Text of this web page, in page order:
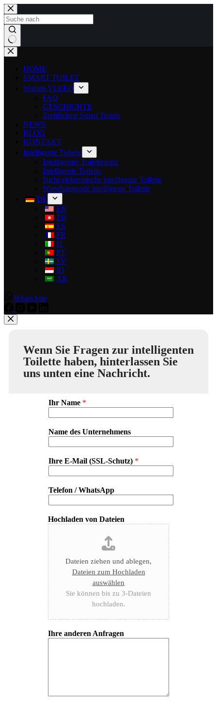
HOME
SMART TOILET
Warum VLEEO
FAQ
GESCHICHTE
Zertifizierte Smart Toilets
NEWS
BLOG
KONTAKT
Intelligente Toilette
Intelligenter Toilettensitz
Intelligente Toilette
Nicht elektronische intelligente Toilette
Wandhängende intelligente Toilette
DE
EN
ZH
ES
FR
IT
PT
SV
ID
AR
WhatsApp
Wenn Sie Fragen zur intelligenten
Toilette haben, hinterlassen Sie
uns unten eine Nachricht.
Ihr Name *
Name des Unternehmens
Ihre E-Mail (SSL-Schutz) *
Telefon / WhatsApp
Hochladen von Dateien
Dateien ziehen und ablegen,
Dateien zum Hochladen
auswählen
Sie können bis zu 3-Dateien
hochladen.
Ihre anderen Anfragen